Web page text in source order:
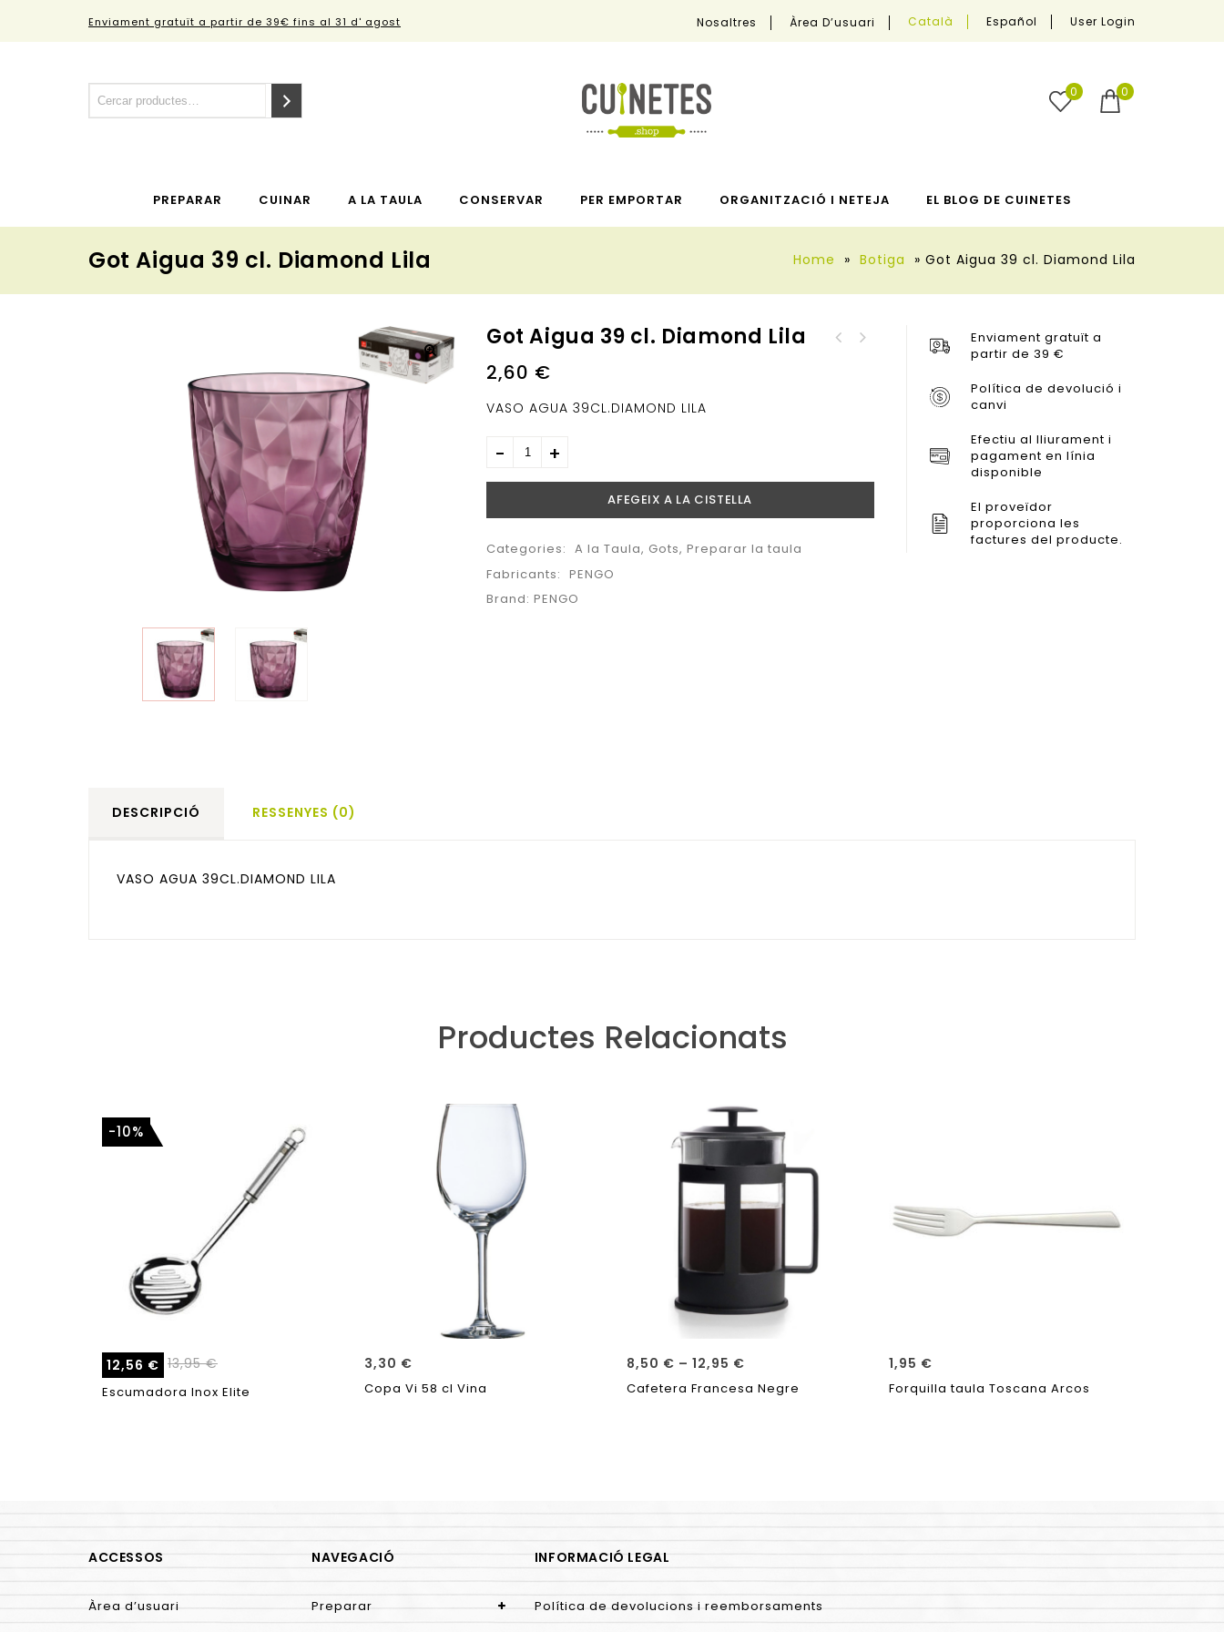
Enviament gratuït a partir de 39€ fins al 31 d' agost Nosaltres Àrea D’usuari Català Español User Login
0
0
PREPARAR CUINAR A LA TAULA CONSERVAR PER EMPORTAR ORGANITZACIÓ I NETEJA EL BLOG DE CUINETES
Got Aigua 39 cl. Diamond Lila Home » Botiga » Got Aigua 39 cl. Diamond Lila
🔍
Got Aigua 39 cl. Diamond Lila
2,60 €
VASO AGUA 39CL.DIAMOND LILA
AFEGEIX A LA CISTELLA
Categories: A la Taula, Gots, Preparar la taula
Fabricants: PENGO
Brand: PENGO
Enviament gratuït a
partir de 39 €
Política de devolució i
canvi
Efectiu al lliurament i
pagament en línia
disponible
El proveïdor
proporciona les
factures del producte.
DESCRIPCIÓ RESSENYES (0)
VASO AGUA 39CL.DIAMOND LILA
Productes Relacionats
-10%
13,95€
12,56 €
Escumadora Inox Elite
3,30 €
Copa Vi 58 cl Vina
8,50 € – 12,95 €
Cafetera Francesa Negre
1,95 €
Forquilla taula Toscana Arcos
ACCESSOS
Àrea d’usuari
NAVEGACIÓ
Preparar
INFORMACIÓ LEGAL
Política de devolucions i reemborsaments